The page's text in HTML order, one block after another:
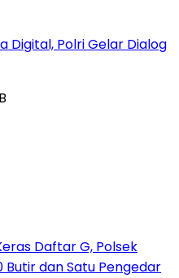
Digital, Polri Gelar Dialog
Daftar G, Polsek
dan Satu Pengedar